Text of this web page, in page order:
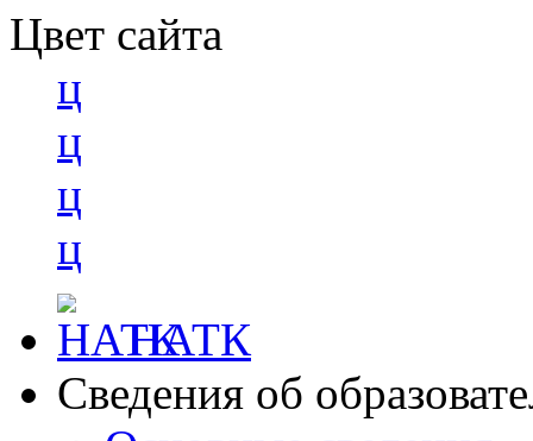
Цвет сайта
ц
ц
ц
ц
НАТК
Сведения об